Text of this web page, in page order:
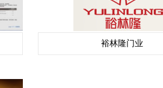
裕林隆门业